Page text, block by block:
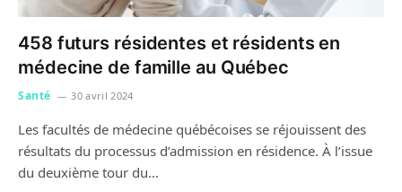
458 futurs résidentes et résidents en
médecine de famille au Québec
Santé 30 avril 2024
Les facultés de médecine québécoises se réjouissent des
résultats du processus d’admission en résidence. À l’issue
du deuxième tour du…